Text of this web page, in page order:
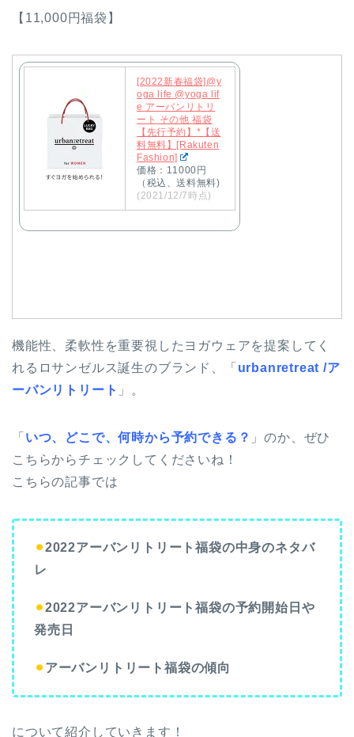
【11,000円福袋】
[2022新春福袋]@y
oga life @yoga lif
e アーバンリトリ
ート その他 福袋
【先行予約】*【送
料無料】[Rakuten
Fashion]
価格：11000円
（税込、送料無料)
(2021/12/7時点)
機能性、柔軟性を重要視したヨガウェアを提案してく
れるロサンゼルス誕生のブランド、「 urbanretreat /ア
ーバンリトリート 」。
「 いつ、どこで、何時から予約できる？ 」のか、ぜひ
こちらからチェックしてくださいね！
こちらの記事では
⚫︎2022アーバンリトリート福袋の中身のネタバ
レ
⚫︎2022アーバンリトリート福袋の予約開始日や
発売日
⚫︎ アーバンリトリート福袋の傾向
について紹介していきます！